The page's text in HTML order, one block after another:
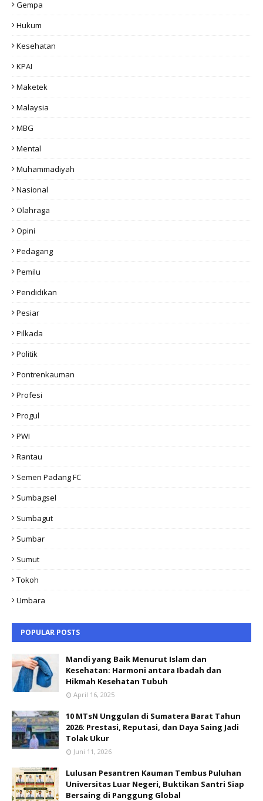
Gempa
Hukum
Kesehatan
KPAI
Maketek
Malaysia
MBG
Mental
Muhammadiyah
Nasional
Olahraga
Opini
Pedagang
Pemilu
Pendidikan
Pesiar
Pilkada
Politik
Pontrenkauman
Profesi
Progul
PWI
Rantau
Semen Padang FC
Sumbagsel
Sumbagut
Sumbar
Sumut
Tokoh
Umbara
POPULAR POSTS
Mandi yang Baik Menurut Islam dan
Kesehatan: Harmoni antara Ibadah dan
Hikmah Kesehatan Tubuh
April 16, 2025
10 MTsN Unggulan di Sumatera Barat Tahun
2026: Prestasi, Reputasi, dan Daya Saing Jadi
Tolak Ukur
Juni 11, 2026
Lulusan Pesantren Kauman Tembus Puluhan
Universitas Luar Negeri, Buktikan Santri Siap
Bersaing di Panggung Global